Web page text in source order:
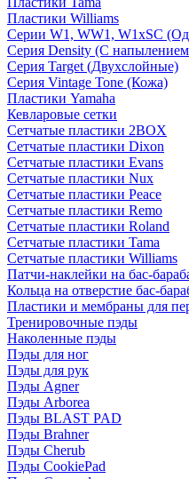
Пластики Williams
Серии W1, WW1, W1xSC
Серия Density (C
Серия Target (Двухслойные)
Серия Vintage Tone (Кожа)
Пластики Yamaha
Кевларовые сетки
Сетчатые пластики 2BOX
Сетчатые пластики Dixon
Сетчатые пластики Evans
Сетчатые пластики Nux
Сетчатые пластики Peace
Сетчатые пластики Remo
Сетчатые пластики Roland
Сетчатые пластики Tama
Сетчатые пластики Williams
Патчи-наклейки на бас-
Кольца на отверстие бас-
Пластики и мембраны для
Тренировочные пэды
Наколенные пэды
Пэды для ног
Пэды для рук
Пэды Agner
Пэды Arborea
Пэды BLAST PAD
Пэды Brahner
Пэды Cherub
Пэды CookiePad